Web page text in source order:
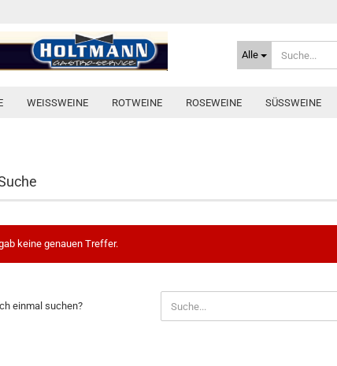
Alle
WEISSWEINE ROTWEINE ROSEWEINE SÜSSWEINE
keine genauen Treffer.
einmal suchen?